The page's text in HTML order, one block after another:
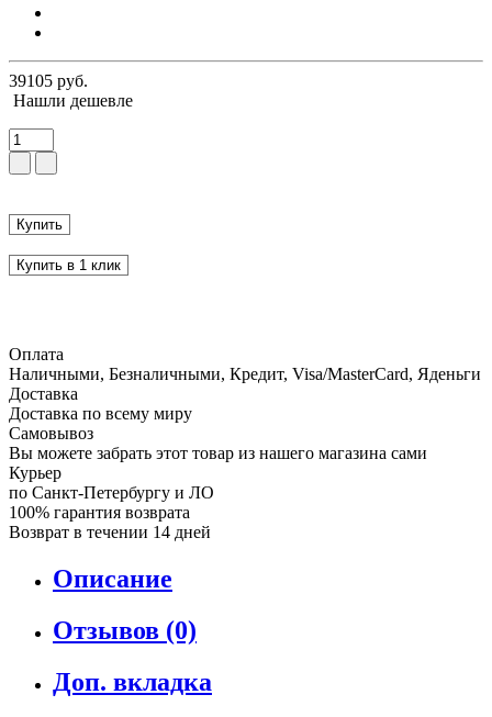
39105 руб.
Нашли дешевле
Купить
Купить в 1 клик
Оплата
Наличными, Безналичными, Кредит, Visa/MasterCard, Яденьги
Доставка
Доставка по всему миру
Самовывоз
Вы можете забрать этот товар из нашего магазина сами
Курьер
по Санкт-Петербургу и ЛО
100% гарантия возврата
Возврат в течении 14 дней
Описание
Отзывов (0)
Доп. вкладка